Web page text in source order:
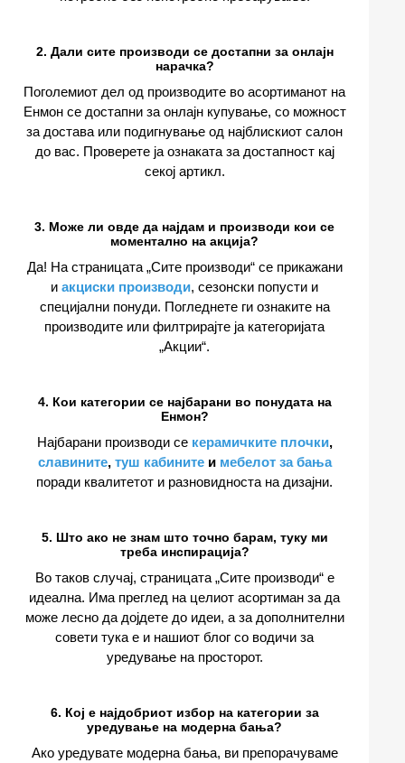
2. Дали сите производи се достапни за онлајн
нарачка?
Поголемиот дел од производите во асортиманот на
Енмон се достапни за онлајн купување, со можност
за достава или подигнување од најблискиот салон
до вас. Проверете ја ознаката за достапност кај
секој артикл.
3. Може ли овде да најдам и производи кои се
моментално на акција?
Да! На страницата „Сите производи“ се прикажани
и акциски производи, сезонски попусти и
специјални понуди. Погледнете ги ознаките на
производите или филтрирајте ја категоријата
„Акции“.
4. Кои категории се најбарани во понудата на
Енмон?
Најбарани производи се керамичките плочки,
славините, туш кабините и мебелот за бања
поради квалитетот и разновидноста на дизајни.
5. Што ако не знам што точно барам, туку ми
треба инспирација?
Во таков случај, страницата „Сите производи“ е
идеална. Има преглед на целиот асортиман за да
може лесно да дојдете до идеи, а за дополнителни
совети тука е и нашиот блог со водичи за
уредување на просторот.
6. Кој е најдобриот избор на категории за
уредување на модерна бања?
Ако уредувате модерна бања, ви препорачуваме